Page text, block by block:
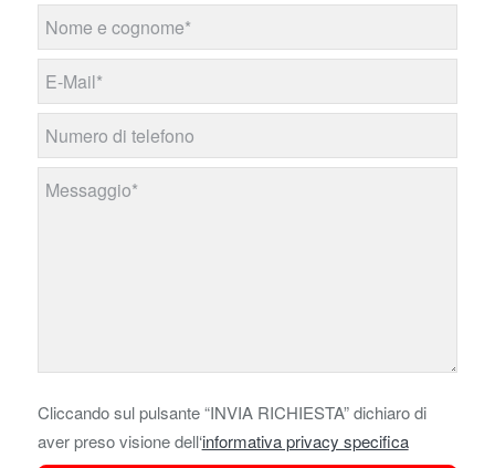
Cliccando sul pulsante “INVIA RICHIESTA” dichiaro di
aver preso visione dell‘informativa privacy specifica